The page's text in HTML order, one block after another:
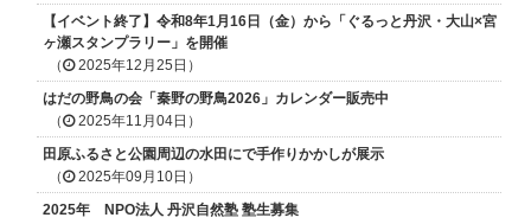
【イベント終了】令和8年1月16日（金）から「ぐるっと丹沢・大山×宮
ヶ瀬スタンプラリー」を開催
（
2025年12月25日）
はだの野鳥の会「秦野の野鳥2026」カレンダー販売中
（
2025年11月04日）
田原ふるさと公園周辺の水田にで手作りかかしが展示
（
2025年09月10日）
2025年 NPO法人 丹沢自然塾 塾生募集